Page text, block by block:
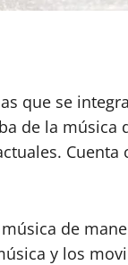
que se
de la
de
y los